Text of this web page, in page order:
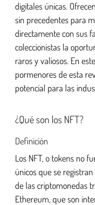
digitales únicas.
sin precedentes para
directamente con sus
coleccionistas la
raros y valiosos. En
pormenores de esta
potencial para las
¿Qué son los NFT?
Definición
Los NFT, o tokens no
únicos que se
de las criptomonedas
Ethereum, que son